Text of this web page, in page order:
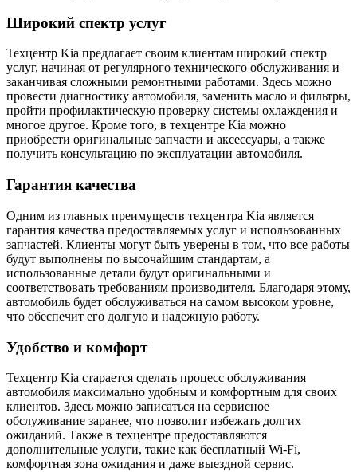
Широкий спектр услуг
Техцентр Kia предлагает своим клиентам широкий спектр
услуг, начиная от регулярного технического обслуживания и
заканчивая сложными ремонтными работами. Здесь можно
провести диагностику автомобиля, заменить масло и фильтры,
пройти профилактическую проверку системы охлаждения и
многое другое. Кроме того, в техцентре Kia можно
приобрести оригинальные запчасти и аксессуары, а также
получить консультацию по эксплуатации автомобиля.
Гарантия качества
Одним из главных преимуществ техцентра Kia является
гарантия качества предоставляемых услуг и использованных
запчастей. Клиенты могут быть уверены в том, что все работы
будут выполнены по высочайшим стандартам, а
использованные детали будут оригинальными и
соответствовать требованиям производителя. Благодаря этому,
автомобиль будет обслуживаться на самом высоком уровне,
что обеспечит его долгую и надежную работу.
Удобство и комфорт
Техцентр Kia старается сделать процесс обслуживания
автомобиля максимально удобным и комфортным для своих
клиентов. Здесь можно записаться на сервисное
обслуживание заранее, что позволит избежать долгих
ожиданий. Также в техцентре предоставляются
дополнительные услуги, такие как бесплатный Wi-Fi,
комфортная зона ожидания и даже выездной сервис.